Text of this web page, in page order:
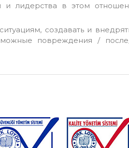
и лидерства в этом
создавать и
повреждения /